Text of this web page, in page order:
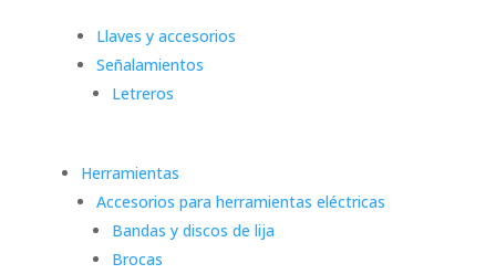
Llaves y accesorios
Señalamientos
Letreros
Herramientas
Accesorios para herramientas eléctricas
Bandas y discos de lija
Brocas